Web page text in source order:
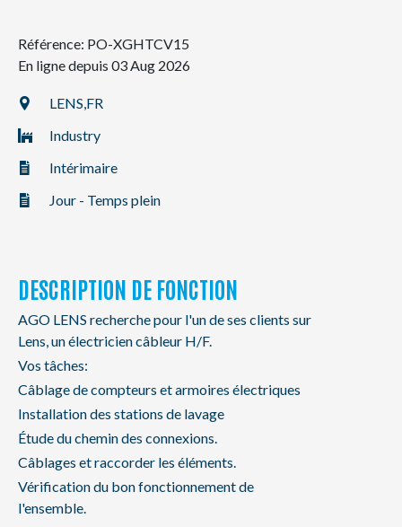
NL FR EN
Référence: PO-XGHTCV15
En ligne depuis 03 Aug 2026
LENS,FR
Industry
Intérimaire
Jour - Temps plein
DESCRIPTION DE FONCTION
AGO LENS recherche pour l'un de ses clients sur
Lens, un électricien câbleur H/F.
Vos tâches:
Câblage de compteurs et armoires électriques
Installation des stations de lavage
Étude du chemin des connexions.
Câblages et raccorder les éléments.
Vérification du bon fonctionnement de
l'ensemble.